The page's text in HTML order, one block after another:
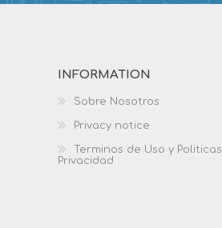
INFORMATION
Sobre Nosotros
Privacy notice
Terminos de Uso y
Privacidad